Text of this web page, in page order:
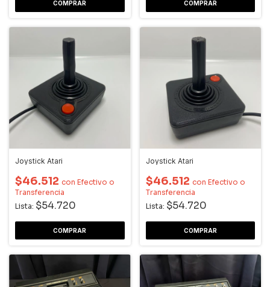
Joystick Atari
$46.512 con Efectivo o
Transferencia
Lista: $54.720
Joystick Atari
$46.512 con Efectivo o
Transferencia
Lista: $54.720